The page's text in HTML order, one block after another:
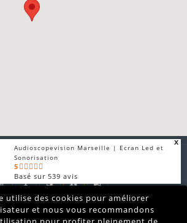
utilise des cookies pour améliorer
et nous vous recommandons
Audioscopevision | Sonorisation et
Ecran LED
4.9
Audioscopevision Marseille | Ecran Led et
Sonorisation
5
Basé sur539 avis
x
prestataire technique audiovisuel son
location matériel sono vidéo lumière